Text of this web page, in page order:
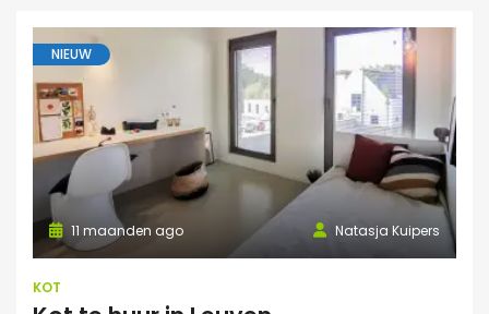
NIEUW
Natasja Kuipers
11 maanden ago
KOT